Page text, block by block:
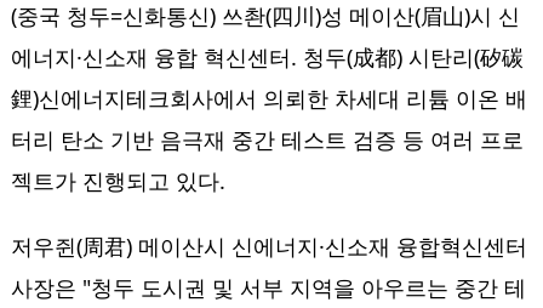
(중국 청두=신화통신) 쓰촨(四川)성 메이산(眉山)시 신
에너지·신소재 융합 혁신센터. 청두(成都) 시탄리(矽碳
鋰)신에너지테크회사에서 의뢰한 차세대 리튬 이온 배
터리 탄소 기반 음극재 중간 테스트 검증 등 여러 프로
젝트가 진행되고 있다.
저우쥔(周君) 메이산시 신에너지·신소재 융합혁신센터
사장은 "청두 도시권 및 서부 지역을 아우르는 중간 테